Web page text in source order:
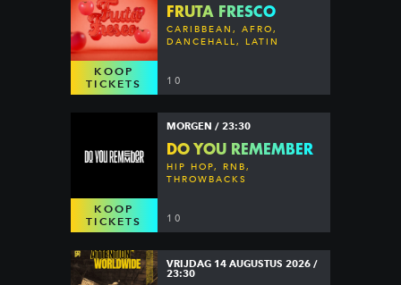
KOOP
TICKETS
FRUTA FRESCO
CARIBBEAN, AFRO,
DANCEHALL, LATIN
10
KOOP
TICKETS
MORGEN / 23:30
DO YOU REMEMBER
HIP HOP, RNB,
THROWBACKS
10
VRIJDAG 14 AUGUSTUS 2026 /
23:30